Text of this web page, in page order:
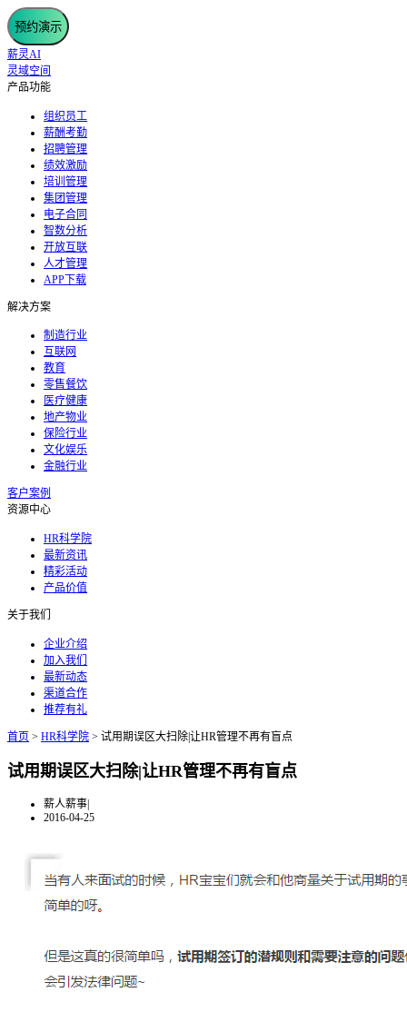
预约演示
薪灵AI
灵域空间
产品功能
组织员工
薪酬考勤
招聘管理
绩效激励
培训管理
集团管理
电子合同
智数分析
开放互联
人才管理
APP下载
解决方案
制造行业
互联网
教育
零售餐饮
医疗健康
地产物业
保险行业
文化娱乐
金融行业
客户案例
资源中心
HR科学院
最新资讯
精彩活动
产品价值
关于我们
企业介绍
加入我们
最新动态
渠道合作
推荐有礼
首页 > HR科学院 > 试用期误区大扫除|让HR管理不再有盲点
试用期误区大扫除|让HR管理不再有盲点
薪人薪事|
2016-04-25